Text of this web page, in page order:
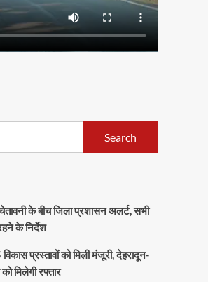
Search
चेतावनी के बीच जिला प्रशासन अलर्ट, सभी
के निर्देश
प्रस्तावों को मिली मंजूरी, देहरादून-
मिलेगी रफ्तार